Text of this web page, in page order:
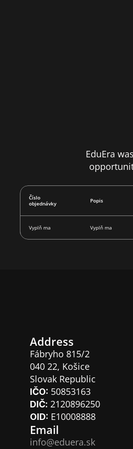
EduEra
Číslo
objednávky
Popis
Vyplň ma Vyplň ma
Open
About Us
Contact
For
Address
Fábryho 815/2
040 22, Košice
Slovak Republic
IČO: 50853163
DIČ: 2120896250
OID: E10008888
Email
info@eduera.sk